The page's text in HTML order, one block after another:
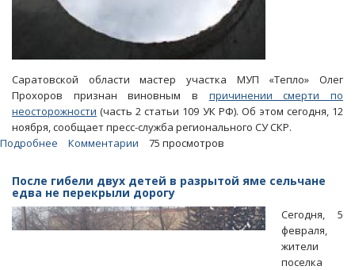
Саратовской области мастер участка МУП «Тепло» Олег
Прохоров признан виновным в причинении смерти по
неосторожности (часть 2 статьи 109 УК РФ). Об этом сегодня, 12
ноября, сообщает пресс-служба регионального СУ СКР.
Подробнее
женщины
в
разрытой
траншее
Комментарии 75 просмотров
После гибели двух детей в разрытой яме сельчане
едва не перекрыли дорогу
Сегодня, 5
февраля,
жители
поселка